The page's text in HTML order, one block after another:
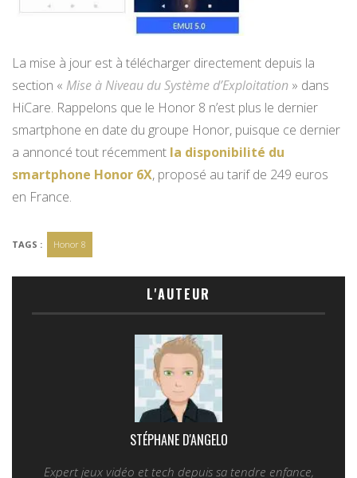
La mise à jour est à télécharger directement depuis la
section « Mise à Niveau du Système d’Exploitation » dans
HiCare. Rappelons que le Honor 8 n’est plus le dernier
smartphone en date du groupe Honor, puisque ce dernier
a annoncé tout récemment la disponibilité du
smartphone Honor 6X, proposé au tarif de 249 euros
en France.
TAGS : Honor 8
L'AUTEUR
STÉPHANE D'ANGELO
Expert jeux vidéo et tech depuis sa tendre enfance,